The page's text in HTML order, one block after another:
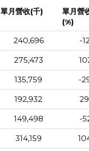
單月營收(千)
單月營
(%)
240,696 -
275,473
135,759 -
192,932
149,498 -
314,159